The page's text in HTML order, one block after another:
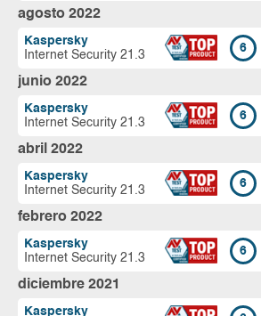
agosto 2022
Kaspersky
Internet Security 21.3
6
junio 2022
Kaspersky
Internet Security 21.3
6
abril 2022
Kaspersky
Internet Security 21.3
6
febrero 2022
Kaspersky
Internet Security 21.3
6
diciembre 2021
Kaspersky